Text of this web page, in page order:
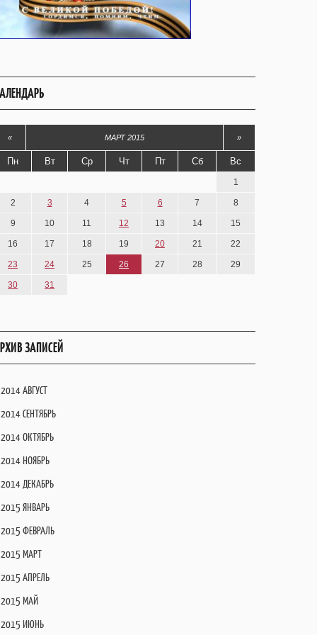
« МАРТ 2015 »
Пн Вт Ср Чт Пт Сб Вс
1
2 3 4 5 6 7 8
9 10 11 12 13 14 15
16 17 18 19 20 21 22
23 24 25 26 27 28 29
30 31
ЗАПИСЕЙ
2014 АВГУСТ
2014 СЕНТЯБРЬ
2014 ОКТЯБРЬ
2014 НОЯБРЬ
2014 ДЕКАБРЬ
2015 ЯНВАРЬ
2015 ФЕВРАЛЬ
2015 МАРТ
2015 АПРЕЛЬ
2015 МАЙ
2015 ИЮНЬ